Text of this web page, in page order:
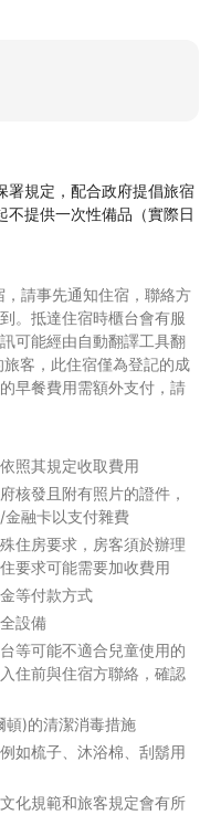
署規定，配合政府提倡旅宿
提供一次性備品（實際日
請事先通知住宿，聯絡方
。抵達住宿時櫃台會有服
可能經由自動翻譯工具翻
客，此住宿僅為登記的成
早餐費用需額外支付，請
照其規定收取費用
核發且附有照片的證件，
融卡以支付雜費
住房要求，房客須於辦理
要求可能需要加收費用
等付款方式
設備
等可能不適合兒童使用的
住前與住宿方聯絡，確認
)的清潔消毒措施
如梳子、沐浴棉、刮鬍用
化規範和旅客規定會有所